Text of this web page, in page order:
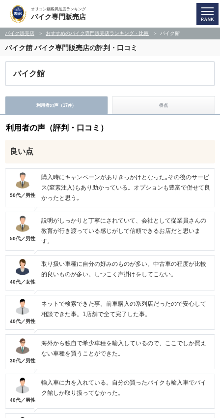
オリコン顧客満足度ランキング
バイク専門販売店
バイク販売店 おすすめのバイク専門販売店ランキング・比較 バイク館
バイク館 バイク専門販売店の評判・口コミ
バイク館
利用者の声（17件） 得点
利用者の声（評判・口コミ）
良い点
50代／男性
購入時にキャンペーンがありきっかけとなった｡その後のサービ
ス(窒素注入)もあり助かっている。オプションも豊富で併せて良
かったと思う｡
50代／男性
説明がしっかりと丁寧にされていて、会社として従業員さんの
教育が行き渡っている感じがして信頼できるお店だと思いま
す。
40代／女性
取り扱い車種に自分の好みのものが多い。中古車の程度が比較
的良いものが多い。しつこく声掛けをしてこない。
40代／男性
ネットで検索できた事。前車購入の系列店だったので安心して
相談できた事。1店舗で全て完了した事。
30代／男性
海外から独自で希少車種を輸入しているので、ここでしか買え
ない車種を買うことができた。
40代／男性
輸入車に力を入れている。自分の買ったバイクも輸入車でバイ
ク館しか取り扱ってなかった。